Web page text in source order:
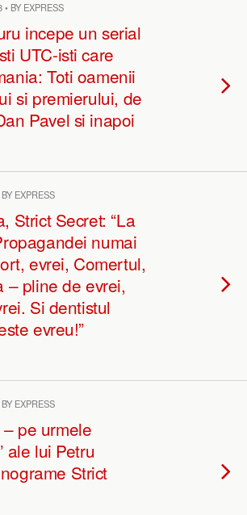
BY EXPRESS
incepe un serial
UTC-isti care
Toti oamenii
si premierului, de
Pavel si inapoi
EXPRESS
Strict Secret: “La
numai
evrei, Comertul,
– pline de evrei,
Si dentistul
evreu!”
EXPRESS
pe urmele
ale lui Petru
Strict